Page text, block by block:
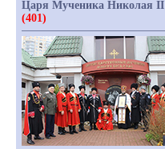
Царя Мученика Николая II
(401)